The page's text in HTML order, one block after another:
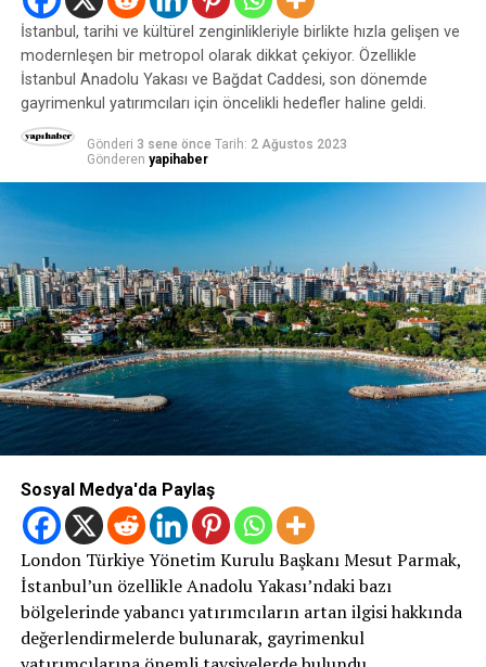
İstanbul, tarihi ve kültürel zenginlikleriyle birlikte hızla gelişen ve
modernleşen bir metropol olarak dikkat çekiyor. Özellikle
İstanbul Anadolu Yakası ve Bağdat Caddesi, son dönemde
gayrimenkul yatırımcıları için öncelikli hedefler haline geldi.
Gönderi 3 sene önce Tarih: 2 Ağustos 2023
Gönderen yapihaber
Sosyal Medya'da Paylaş
London Türkiye Yönetim Kurulu Başkanı Mesut Parmak,
İstanbul’un özellikle Anadolu Yakası’ndaki bazı
bölgelerinde yabancı yatırımcıların artan ilgisi hakkında
değerlendirmelerde bulunarak, gayrimenkul